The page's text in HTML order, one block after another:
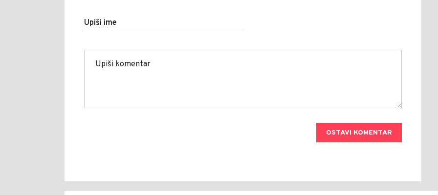
Upiši ime
OSTAVI KOMENTAR